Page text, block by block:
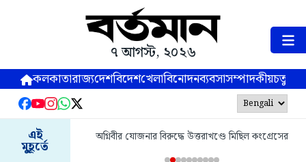
৭ আগস্ট, ২০২৬
কলকাতারাজ্যদেশবিদেশখেলাবিনোদনব্যবসাসম্পাদকীয়
এই
মুহূর্তে
অগ্নিবীর যোজনার বিরুদ্ধে উত্তরাখণ্ডে মিছিল কংগ্রেসের